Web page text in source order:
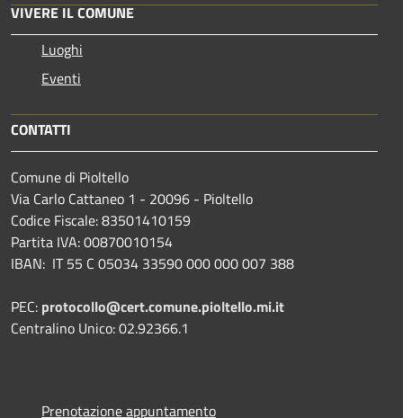
VIVERE IL COMUNE
Luoghi
Eventi
CONTATTI
Comune di Pioltello
Via Carlo Cattaneo 1 - 20096 - Pioltello
Codice Fiscale: 83501410159
Partita IVA: 00870010154
IBAN: IT 55 C 05034 33590 000 000 007 388
PEC: protocollo@cert.comune.pioltello.mi.it
Centralino Unico: 02.92366.1
Prenotazione appuntamento